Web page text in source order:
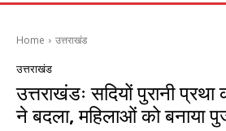
Home उत्तराखंड
उत्तराखंड
उत्तराखंडः सदियों पुरानी प्रथा
ने बदला, महिलाओं को बनाया